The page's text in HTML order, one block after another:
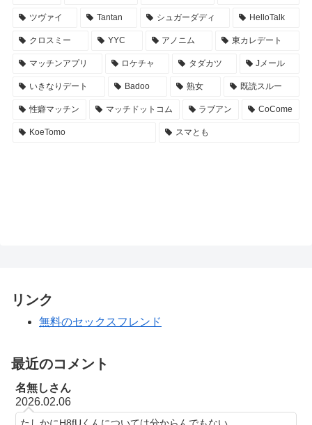
ツヴァイ Tantan シュガーダディ HelloTalk
クロスミー YYC アノニム 東カレデート
マッチンアプリ ロケチャ タダカツ Jメール
いきなりデート Badoo 熟女 既読スルー
性癖マッチン マッチドットコム ラブアン CoCome
KoeTomo スマとも
リンク
無料のセックスフレンド
最近のコメント
名無しさん
2026.02.06
たしかにH8fUくんについては分からんでもない